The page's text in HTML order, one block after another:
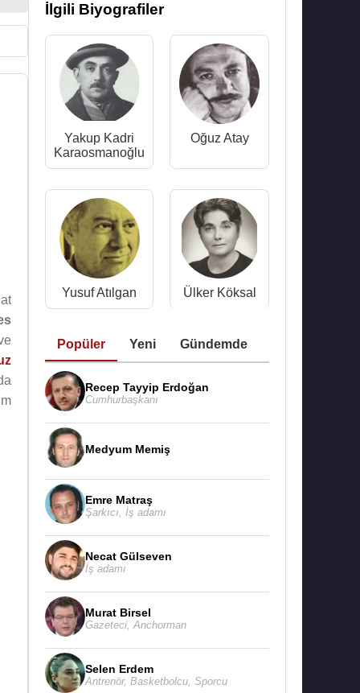
İlgili Biyografiler
Yakup Kadri
Karaosmanoğlu
Oğuz Atay
Yusuf Atılgan Ülker Köksal
Popüler Yeni Gündemde
Recep Tayyip Erdoğan
Cumhurbaşkanı
Medyum Memiş
Emre Matraş
Şarkıcı İş adamı
Necat Gülseven
İş adamı
Murat Birsel
Gazeteci Anchorman
Selen Erdem
Antrenör, Basketbolcu Sporcu